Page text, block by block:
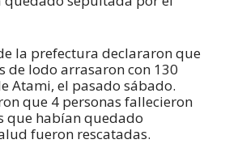
la prefectura declararon que
de lodo arrasaron con 130
Atami, el pasado sábado.
que 4 personas fallecieron
que habían quedado
fueron rescatadas.